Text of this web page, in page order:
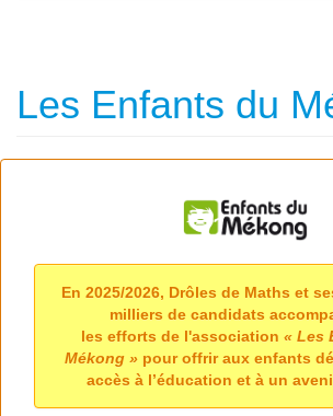
Les Enfants du
En 2025/2026, Drôles de Maths et
milliers de candidats
les efforts de l'association « Les
Mékong »pour offrir aux enfants
accès à l’éducation et à un